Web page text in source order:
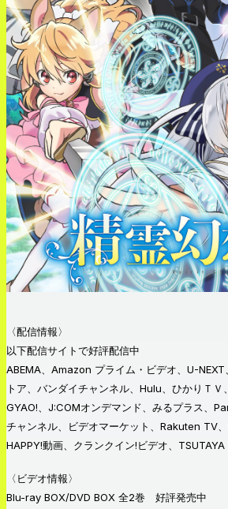
〈配信情報〉
以下配信サイトで好評配信中
ABEMA、Amazon プライム・ビデオ、U-
トア、バンダイチャンネル、Hulu、ひかりＴＶ
GYAO!、J:COMオンデマンド、みるプラス、
チャンネル、ビデオマーケット、Rakuten TV
HAPPY!動画、クランクイン!ビデオ、
〈ビデオ情報〉
Blu-ray BOX/DVD BOX 全2巻 好評発売中